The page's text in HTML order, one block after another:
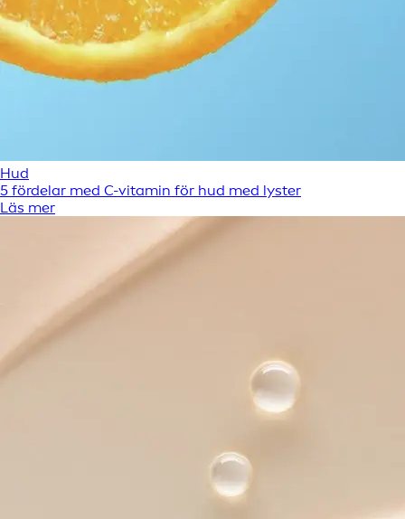
Hud
5 fördelar med C-vitamin för hud med lyster
Läs mer